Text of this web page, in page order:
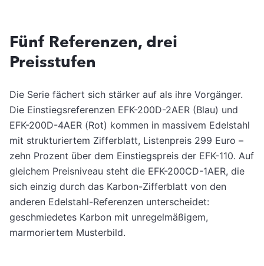
Fünf Referenzen, drei
Preisstufen
Die Serie fächert sich stärker auf als ihre Vorgänger.
Die Einstiegsreferenzen EFK-200D-2AER (Blau) und
EFK-200D-4AER (Rot) kommen in massivem Edelstahl
mit strukturiertem Zifferblatt, Listenpreis 299 Euro –
zehn Prozent über dem Einstiegspreis der EFK-110. Auf
gleichem Preisniveau steht die EFK-200CD-1AER, die
sich einzig durch das Karbon-Zifferblatt von den
anderen Edelstahl-Referenzen unterscheidet:
geschmiedetes Karbon mit unregelmäßigem,
marmoriertem Musterbild.